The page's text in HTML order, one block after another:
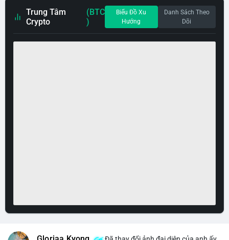
Trung Tâm
Crypto
(BTC
)
Biểu Đồ Xu
Hướng
Danh Sách Theo
Dõi